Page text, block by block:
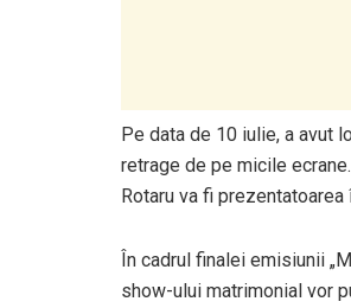
Pe data de 10 iulie, a avut
retrage de pe micile
Rotaru va fi prezentatoarea
În cadrul finalei emisiunii
show-ului matrimonial vor